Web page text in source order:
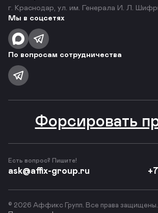
г. Краснодар, ул. им. Генерала И. Л.
Мы в соцсетях
По вопросам сотрудничества
Есть вопрос? Пишите!
ask@affix-group.ru
Форсировать
© 2026 Аффикс Групп. Все права защищены.